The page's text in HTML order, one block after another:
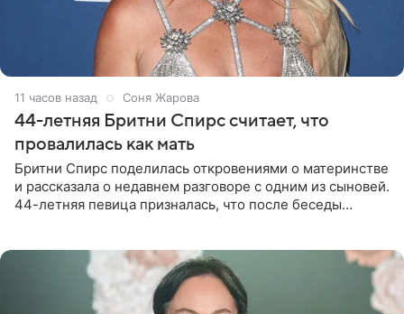
11 часов назад Соня Жарова
44-летняя Бритни Спирс считает, что
провалилась как мать
Бритни Спирс поделилась откровениями о материнстве
и рассказала о недавнем разговоре с одним из сыновей.
44-летняя певица призналась, что после беседы